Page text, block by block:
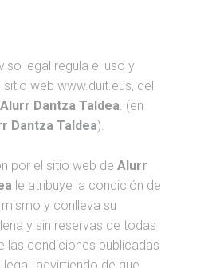
legal regula el uso y
web www.duit.eus, del
Alurr Dantza Taldea. (en
Dantza Taldea).
por el sitio web de Alurr
le atribuye la condición de
mismo y conlleva su
y sin reservas de todas
las condiciones publicadas